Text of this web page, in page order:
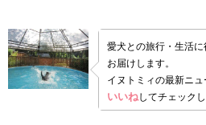
愛犬との旅行・生活に
お届けします。
イヌトミィの最新ニュ
いいねしてチェックし